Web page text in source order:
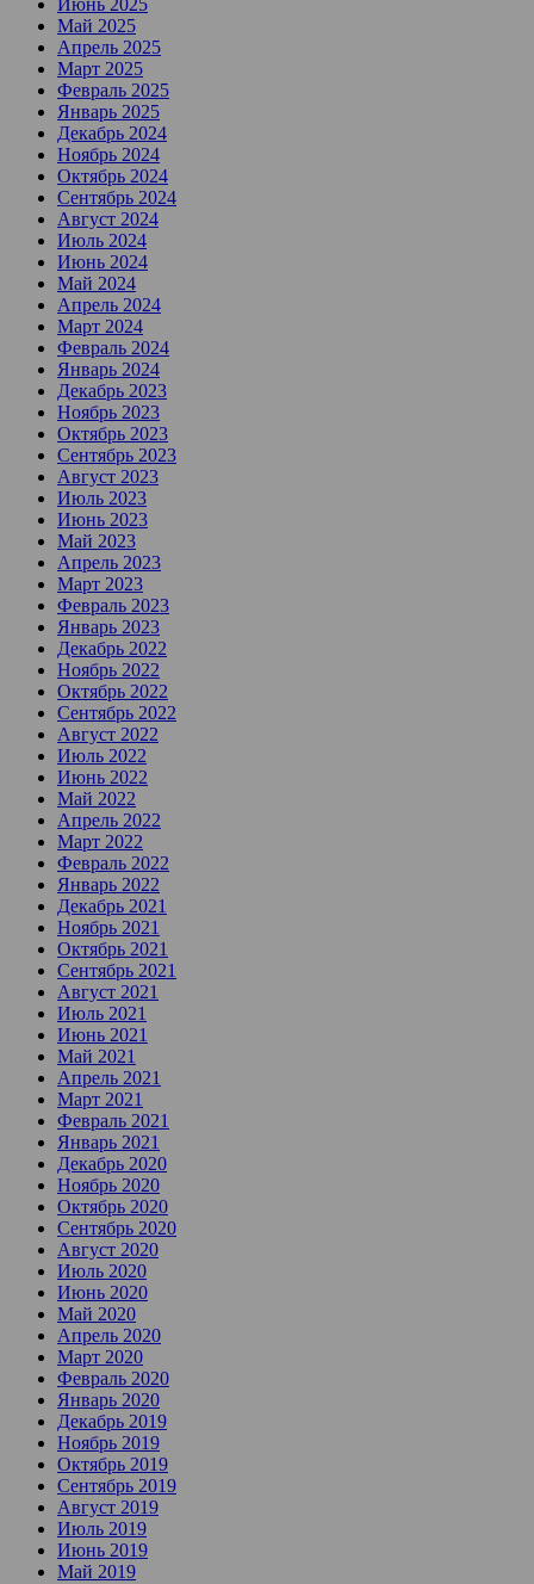
Июнь 2025
Май 2025
Апрель 2025
Март 2025
Февраль 2025
Январь 2025
Декабрь 2024
Ноябрь 2024
Октябрь 2024
Сентябрь 2024
Август 2024
Июль 2024
Июнь 2024
Май 2024
Апрель 2024
Март 2024
Февраль 2024
Январь 2024
Декабрь 2023
Ноябрь 2023
Октябрь 2023
Сентябрь 2023
Август 2023
Июль 2023
Июнь 2023
Май 2023
Апрель 2023
Март 2023
Февраль 2023
Январь 2023
Декабрь 2022
Ноябрь 2022
Октябрь 2022
Сентябрь 2022
Август 2022
Июль 2022
Июнь 2022
Май 2022
Апрель 2022
Март 2022
Февраль 2022
Январь 2022
Декабрь 2021
Ноябрь 2021
Октябрь 2021
Сентябрь 2021
Август 2021
Июль 2021
Июнь 2021
Май 2021
Апрель 2021
Март 2021
Февраль 2021
Январь 2021
Декабрь 2020
Ноябрь 2020
Октябрь 2020
Сентябрь 2020
Август 2020
Июль 2020
Июнь 2020
Май 2020
Апрель 2020
Март 2020
Февраль 2020
Январь 2020
Декабрь 2019
Ноябрь 2019
Октябрь 2019
Сентябрь 2019
Август 2019
Июль 2019
Июнь 2019
Май 2019